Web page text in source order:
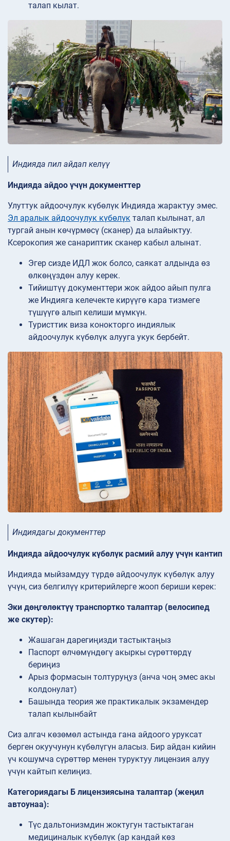
талап кылат.
Индияда пил айдап келүү
Индияда айдоо үчүн документтер
Улуттук айдоочулук күбөлүк Индияда жарактуу эмес.
Эл аралык айдоочулук күбөлүк талап кылынат, ал
тургай анын көчүрмөсү (сканер) да ылайыктуу.
Ксерокопия же санариптик сканер кабыл алынат.
Эгер сизде ИДЛ жок болсо, саякат алдында өз
өлкөңүздөн алуу керек.
Тийиштүү документтери жок айдоо айып пулга
же Индияга келечекте кирүүгө кара тизмеге
түшүүгө алып келиши мүмкүн.
Туристтик виза конокторго индиялык
айдоочулук күбөлүк алууга укук бербейт.
Индиядагы документтер
Индияда айдоочулук күбөлүк расмий алуу үчүн кантип
Индияда мыйзамдуу түрдө айдоочулук күбөлүк алуу
үчүн, сиз белгилүү критерийлерге жооп бериши керек:
Эки дөңгөлөктүү транспортко талаптар (велосипед
же скутер):
Жашаган дарегиңизди тастыктаңыз
Паспорт өлчөмүндөгү акыркы сүрөттөрдү
бериңиз
Арыз формасын толтуруңуз (анча чоң эмес акы
колдонулат)
Башында теория же практикалык экзамендер
талап кылынбайт
Сиз алгач көзөмөл астында гана айдоого уруксат
берген окуучунун күбөлүгүн аласыз. Бир айдан кийин
үч кошумча сүрөттөр менен туруктуу лицензия алуу
үчүн кайтып келиңиз.
Категориядагы Б лицензиясына талаптар (жеңил
автоунаа):
Түс дальтонизмдин жоктугун тастыктаган
медициналык күбөлүк (ар кандай көз